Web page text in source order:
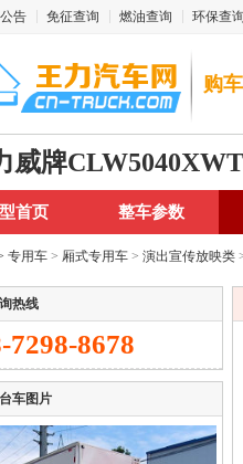
告 免征查询 燃油查询 环保查询
购
威牌
首页 整车参数
专用车 > 厢式专用车 > 演出宣传放映类
热线
7298-8678
车图片